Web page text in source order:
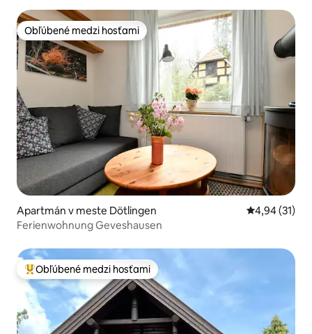
Obľúbené medzi hosťami
Obľúbené medzi hosťami
Apartmán v meste Dötlingen Priemerné
4,94 (31)
Ferienwohnung Geveshausen
Najobľúbenejšie medzi hosťami
Obľúbené medzi hosťami